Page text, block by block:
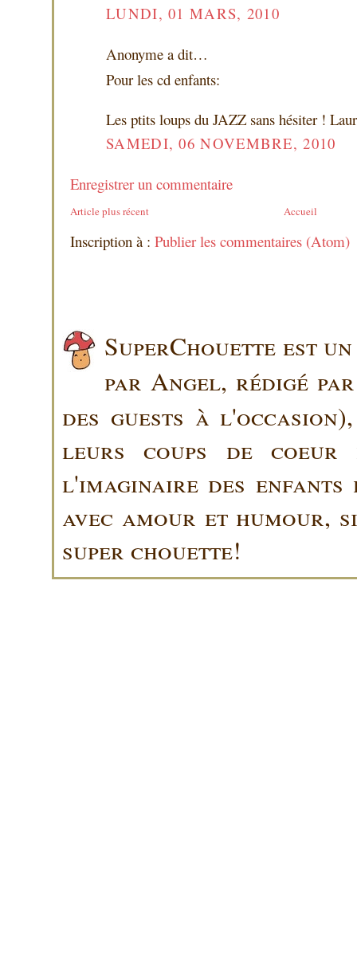
LUNDI, 01 MARS, 2010
Anonyme a dit…
Pour les cd enfants:
Les ptits loups du JAZZ sans hésiter !
SAMEDI, 06 NOVEMBRE, 2010
Enregistrer un commentaire
Article plus récent Accueil
Inscription à : Publier les commentaires (Atom)
SuperChouette est
par Angel, rédigé
des guests à
leurs coups de
l'imaginaire des
avec amour et humour,
super chouette!